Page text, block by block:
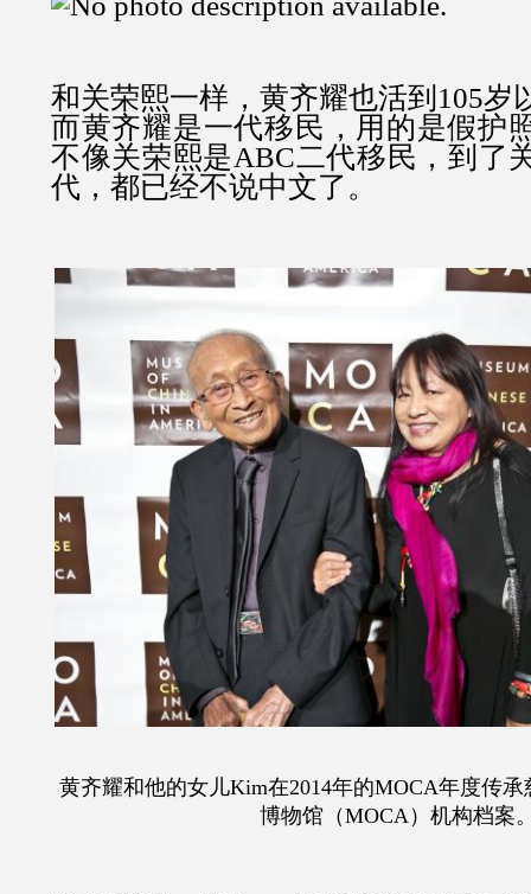
和关荣熙一样，黄齐耀也活到105岁
而黄齐耀是一代移民，用的是假护
不像关荣熙是ABC二代移民，到了
代，都已经不说中文了。
黄齐耀和他的女儿Kim在2014年的MOCA年度传
博物馆（MOCA）机构档案